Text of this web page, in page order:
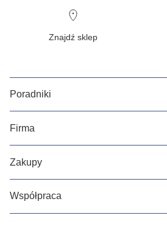
Znajdź sklep
Poradniki
Firma
Zakupy
Współpraca